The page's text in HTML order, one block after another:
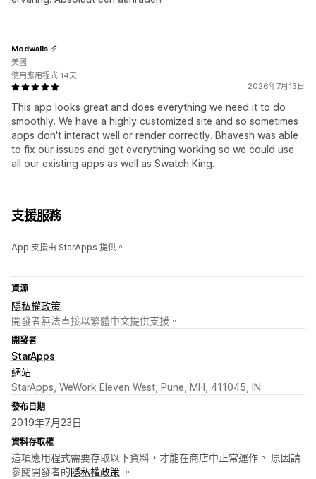
2026年7月13日
This app looks great and does everything we need it to do
smoothly. We have a highly customized site and so sometimes
apps don't interact well or render correctly. Bhavesh was able
to fix our issues and get everything working so we could use
all our existing apps as well as Swatch King.
Modwalls
美國
使用應用程式 14天
支援服務
App 支援由 StarApps 提供。
資源
隱私權政策
開發者無法直接以繁體中文提供支援。
開發者
StarApps
網站
StarApps, WeWork Eleven West, Pune, MH, 411045, IN
發布日期
2019年7月23日
資料存取權
這項應用程式需要存取以下資料，才能在商店中正常運作。 原因請
參閱開發者的隱私權政策 。